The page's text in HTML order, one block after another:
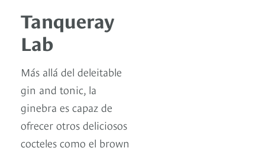
Tanqueray
Lab
Más allá del deleitable
gin and tonic, la
ginebra es capaz de
ofrecer otros deliciosos
cocteles como el brown